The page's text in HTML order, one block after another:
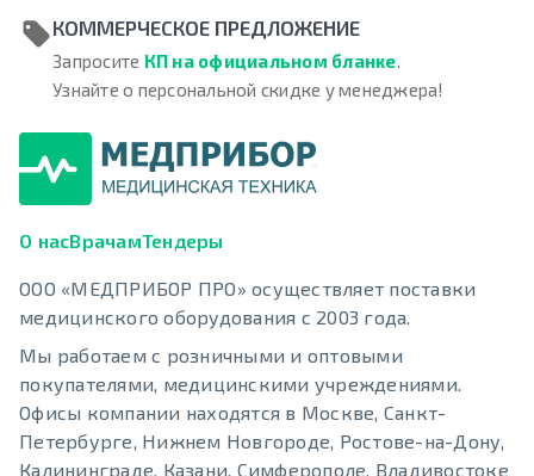
КОММЕРЧЕСКОЕ ПРЕДЛОЖЕНИЕ
Запросите КП на официальном бланке.
Узнайте о персональной скидке у менеджера!
О насВрачамТендеры
ООО «МЕДПРИБОР ПРО» осуществляет поставки
медицинского оборудования с 2003 года.
Мы работаем с розничными и оптовыми
покупателями, медицинскими учреждениями.
Офисы компании находятся в Москве, Санкт-
Петербурге, Нижнем Новгороде, Ростове-на-Дону,
Калининграде, Казани, Симферополе, Владивостоке